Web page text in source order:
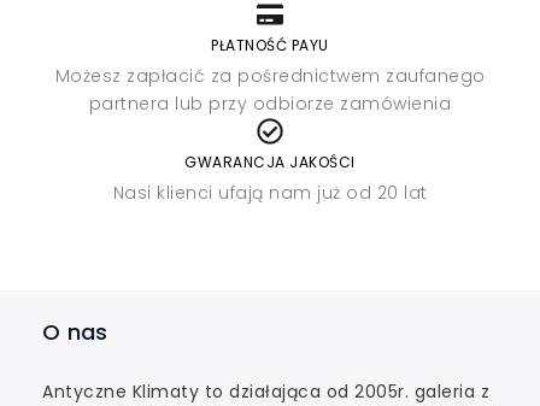
PŁATNOŚĆ PAYU
Możesz zapłacić za pośrednictwem zaufanego
partnera lub przy odbiorze zamówienia
GWARANCJA JAKOŚCI
Nasi klienci ufają nam już od 20 lat
O nas
Antyczne Klimaty to działająca od 2005r. galeria z